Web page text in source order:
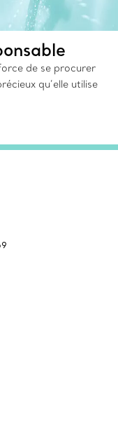
de se procurer
qu’elle utilise